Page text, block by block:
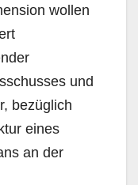
wollen
und
bezüglich
eines
an der